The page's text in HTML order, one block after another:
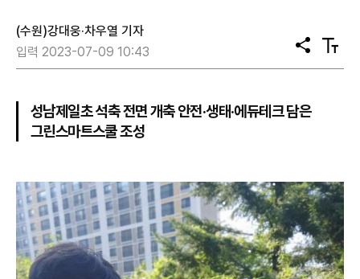
(수원)강대웅·차우열 기자
입력 2023-07-09 10:43
공
유
텍
스
성남제일초 석축 전면 개축 안전·생태·에듀테크 담은
그린스마트스쿨 조성